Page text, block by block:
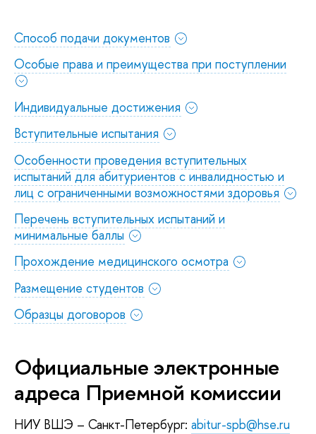
Способ подачи документов
Особые права и преимущества при поступлении
Индивидуальные достижения
Вступительные испытания
Особенности проведения вступительных
испытаний для абитуриентов с инвалидностью и
лиц с ограниченными возможностями здоровья
Перечень вступительных испытаний и
минимальные баллы
Прохождение медицинского осмотра
Размещение студентов
Образцы договоров
Официальные электронные
адреса Приемной комиссии
НИУ ВШЭ – Санкт-Петербург: abitur-spb@hse.ru